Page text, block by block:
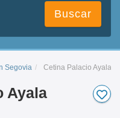
Buscar
Segovia Cetina Palacio Ayala
Ayala